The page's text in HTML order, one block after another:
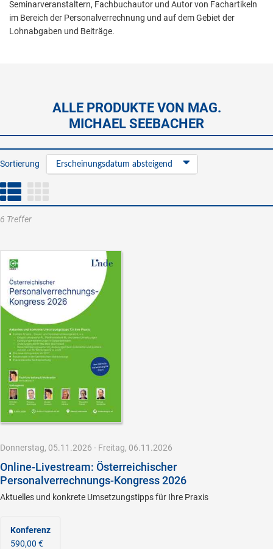
Seminarveranstaltern, Fachbuchautor und Autor von Fachartikeln
im Bereich der Personalverrechnung und auf dem Gebiet der
Lohnabgaben und Beiträge.
ALLE PRODUKTE VON MAG.
MICHAEL SEEBACHER
Sortierung Erscheinungsdatum absteigend
6 Treffer
Donnerstag, 05.11.2026 - Freitag, 06.11.2026
Online-Livestream: Österreichischer
Personalverrechnungs-Kongress 2026
Aktuelles und konkrete Umsetzungstipps für Ihre Praxis
Konferenz
590,00 €